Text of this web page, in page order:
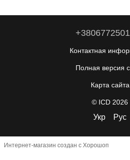
Контактная
Полная версия
Карта сайта
© ICD 2026
Укр Рус
Интернет-магазин создан с Хорошоп